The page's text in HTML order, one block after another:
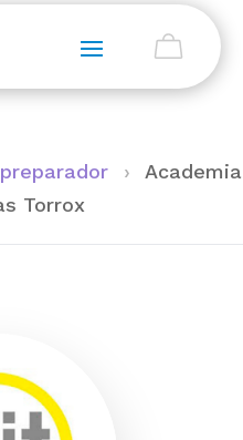
›
Academia
Torrox